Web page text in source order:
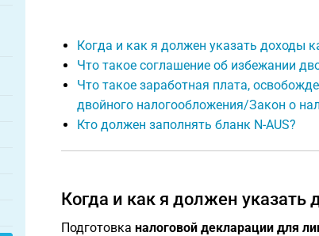
Когда и как я должен указать доходы
Что такое соглашение об избежании
Что такое заработная плата,
двойного налогообложения/Закон о
Кто должен заполнять бланк N-AUS?
Когда и как я должен
Подготовка налоговой декларации для